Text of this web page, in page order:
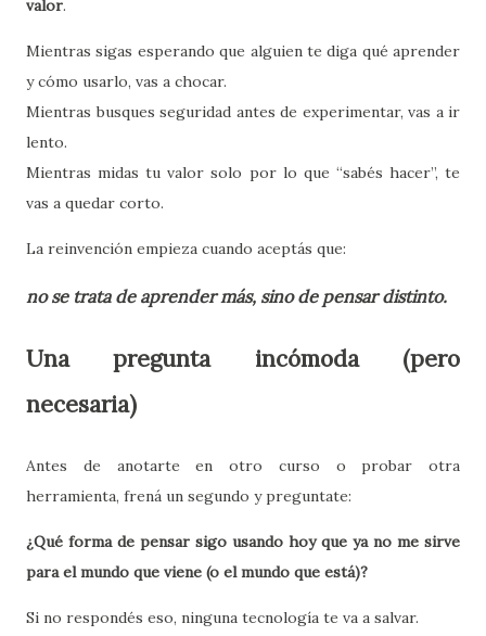
valor.
Mientras sigas esperando que alguien te diga qué aprender
y cómo usarlo, vas a chocar.
Mientras busques seguridad antes de experimentar, vas a ir
lento.
Mientras midas tu valor solo por lo que “sabés hacer”, te
vas a quedar corto.
La reinvención empieza cuando aceptás que:
no se trata de aprender más, sino de pensar distinto.
Una pregunta incómoda (pero
necesaria)
Antes de anotarte en otro curso o probar otra
herramienta, frená un segundo y preguntate:
¿Qué forma de pensar sigo usando hoy que ya no me sirve
para el mundo que viene (o el mundo que está)?
Si no respondés eso, ninguna tecnología te va a salvar.